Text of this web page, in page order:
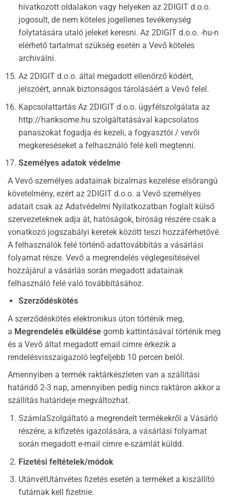
hivatkozott oldalakon vagy helyeken az 2DIGIT d.o.o.
jogosult, de nem köteles jogellenes tevékenység
folytatására utaló jeleket keresni. Az 2DIGIT d.o.o. -hu-n
elérhető tartalmat szükség esetén a Vevő köteles
archiválni.
Az 2DIGIT d.o.o. által megadott ellenőrző kódért,
jelszóért, annak biztonságos tárolásáért a Vevő felel.
Kapcsolattartás Az 2DIGIT d.o.o. ügyfélszolgálata az
http://hanksome.hu szolgáltatásával kapcsolatos
panaszokat fogadja és kezeli, a fogyasztói / vevői
megkereséseket a felhasználó felé kell megtenni.
Személyes adatok védelme
A Vevő személyes adatainak bizalmas kezelése elsőrangú
követelmény, ezért az 2DIGIT d.o.o. a Vevő személyes
adatait csak az Adatvédelmi Nyilatkozatban foglalt külső
szervezeteknek adja át, hatóságok, bíróság részére csak a
vonatkozó jogszabályi keretek között teszi hozzáférhetővé.
A felhasználók felé történő adattovábbítás a vásárlási
folyamat része. Vevő a megrendelés véglegesítésével
hozzájárul a vásárlás során megadott adatainak
felhasználó felé való továbbításához.
Szerződéskötés
A szerződéskötés elektronikus úton történik meg,
a Megrendelés elküldése gomb kattintásával történik meg
és a Vevő áltat megadott email címre érkezik a
rendelésvisszaigazoló legfeljebb 10 percen belől.
Amennyiben a termék raktárkészleten van a szállítási
határidő 2-3 nap, amennyiben pedig nincs raktáron akkor a
szállítás határideje megváltozhat.
SzámlaSzolgáltató a megrendelt termékekről a Vásárló
részére, a kifizetés igazolására, a vásárlási folyamat
során megadott e-mail címre e-számlát küldd.
Fizetési feltételek/módok
UtánvétUtánvétes fizetés esetén a terméket a kiszállító
futárnak kell fizetnie.